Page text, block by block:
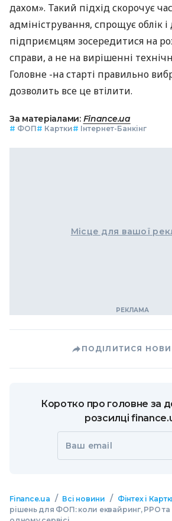
дахом». Такий підхід скорочує
адміністрування, спрощує облік
підприємцям зосередитися на
справи, а не на вирішенні
Головне -на старті правильно
дозволить все це втілити.
За матеріалами: Finance.ua
# ФОП# Картки# Інтернет-Банкінг
Місце для вашої
ПОДІЛИТИСЯ
Коротко про головне за
розсилці
Ваш email
Finance.ua / Всі новини / Фінтех і
рішень для ФОП: коли еквайринг, РРО та